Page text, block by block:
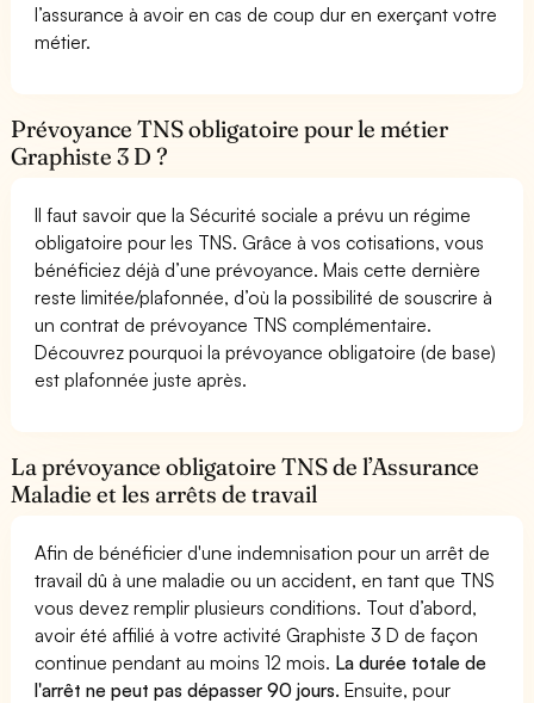
l’assurance à avoir en cas de coup dur en exerçant votre
métier.
Prévoyance TNS obligatoire pour le métier
Graphiste 3 D ?
Il faut savoir que la Sécurité sociale a prévu un régime
obligatoire pour les TNS. Grâce à vos cotisations, vous
bénéficiez déjà d’une prévoyance. Mais cette dernière
reste limitée/plafonnée, d’où la possibilité de souscrire à
un contrat de prévoyance TNS complémentaire.
Découvrez pourquoi la prévoyance obligatoire (de base)
est plafonnée juste après.
La prévoyance obligatoire TNS de l’Assurance
Maladie et les arrêts de travail
Afin de bénéficier d'une indemnisation pour un arrêt de
travail dû à une maladie ou un accident, en tant que TNS
vous devez remplir plusieurs conditions. Tout d’abord,
avoir été affilié à votre activité Graphiste 3 D de façon
continue pendant au moins 12 mois. La durée totale de
l'arrêt ne peut pas dépasser 90 jours. Ensuite, pour